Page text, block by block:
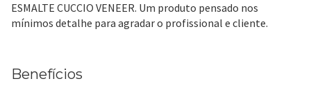
ESMALTE CUCCIO VENEER. Um produto pensado nos
mínimos detalhe para agradar o profissional e cliente.
Benefícios